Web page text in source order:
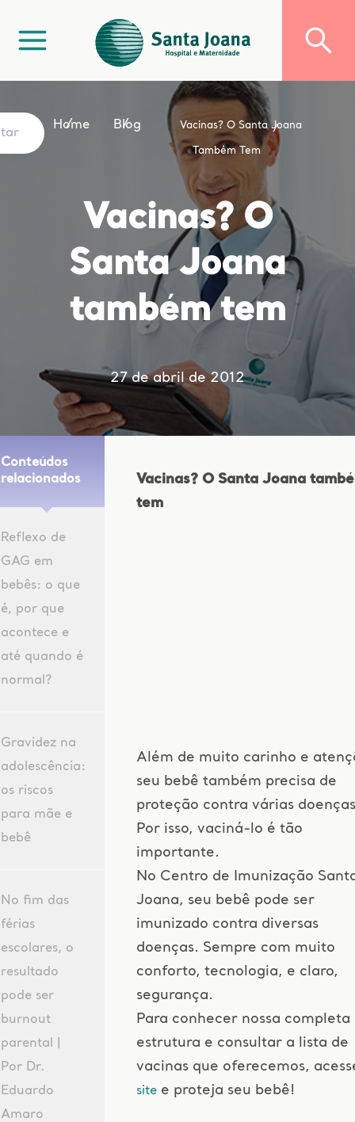
Home Blog Vacinas? O Santa Joana
Também Tem
Vacinas? O
Santa Joana
também tem
27 de abril de 2012
Conteúdos
relacionados
Reflexo de
GAG em
bebês: o que
é, por que
acontece e
até quando é
normal?
Gravidez na
adolescência:
os riscos
para mãe e
bebê
No fim das
férias
escolares, o
resultado
pode ser
burnout
parental |
Por Dr.
Eduardo
Amaro
Vacinas? O Santa Joana
tem
Além de muito carinho e
seu bebê também precisa de
proteção contra várias
Por isso, vaciná-lo é tão
importante.
No Centro de Imunização
Joana, seu bebê pode ser
imunizado contra diversas
doenças. Sempre com muito
conforto, tecnologia, e claro,
segurança.
Para conhecer nossa completa
estrutura e consultar a lista de
vacinas que oferecemos,
site e proteja seu bebê!